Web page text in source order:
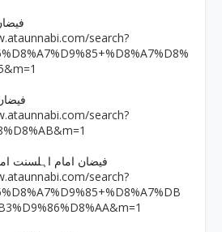
��
search?
��
search?
�� فیضان امام اہلسنت
search?